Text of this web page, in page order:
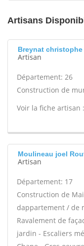
Artisans
Breynat
Artisan
Département: 26
Construction de
Voir la fiche artisan :
Moulineau joel
Artisan
Département: 17
Construction de
dappartement / de
Ravalement de
jardin - Escaliers